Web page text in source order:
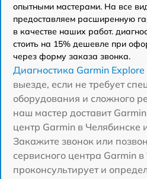
опытными мастерами. На все
предоставляем расширенную
в качестве наших работ.
стоить на 15% дешевле при
через форму заказа звонка.
Диагностика Garmin Explore
выезде, если не требует
оборудования и сложного
наш мастер доставит
центр Garmin в Челябинске
Закажите звонок или
сервисного центра Garmin
проконсультирует и